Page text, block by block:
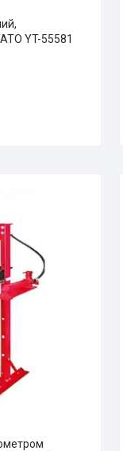
YT-55581